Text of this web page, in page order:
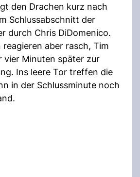
den Drachen kurz nach
Schlussabschnitt der
durch Chris DiDomenico.
reagieren aber rasch, Tim
Minuten später zur
Ins leere Tor treffen die
in der Schlussminute noch